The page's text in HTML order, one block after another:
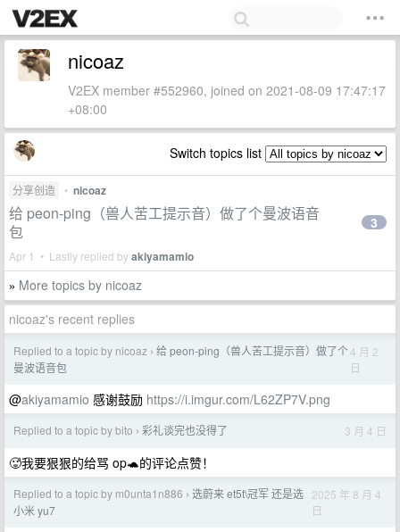
nicoaz
V2EX member #552960, joined on 2021-08-09 17:47:17
+08:00
Switch topics list
分享创造 • nicoaz
给 peon-ping（兽人苦工提示音）做了个曼波语音
包
Apr 1 • Lastly replied byakiyamamio
3
» More topics by nicoaz
nicoaz's recent replies
Replied to a topic by nicoaz › 给 peon-ping（兽人苦工提示音）做了个
曼波语音包
4 月 2
日
@akiyamamio 感谢鼓励 https://i.imgur.com/L62ZP7V.png
Replied to a topic by bito › 彩礼谈完也没得了 3 月 4 日
🥵我要狠狠的给骂 op🐢的评论点赞！
Replied to a topic by m0unta1n886 › 选蔚来 et5t\冠军 还是选
小米 yu7
2025 年 8 月 4
日